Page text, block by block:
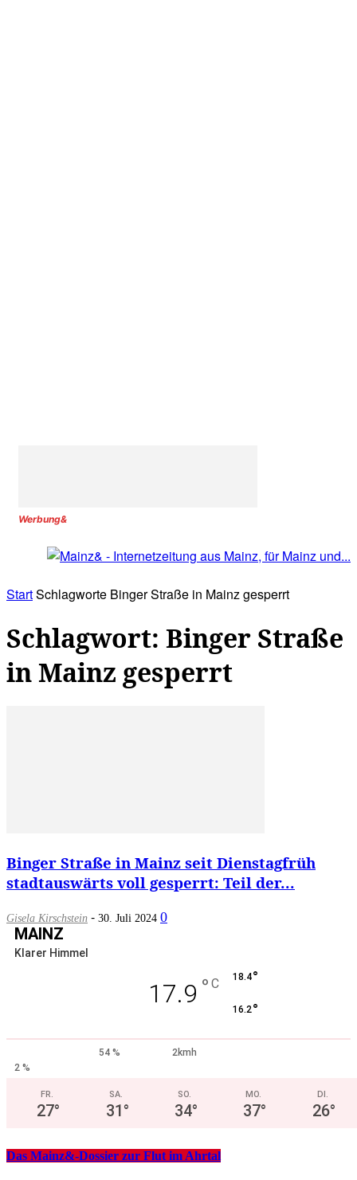
Werbung&
StartSchlagworte Binger Straße in Mainz gesperrt
Schlagwort: Binger Straße
in Mainz gesperrt
Binger Straße in Mainz seit Dienstagfrüh
stadtauswärts voll gesperrt: Teil der...
Gisela Kirschstein - 30. Juli 2024 0
MAINZ
Klarer Himmel
17.9 ° C 18.4°
16.2°
54 %
2kmh
2 %
FR.
27°
SA.
31°
SO.
34°
MO.
37°
DI.
26°
Das Mainz&-Dossier zur Flut im Ahrtal